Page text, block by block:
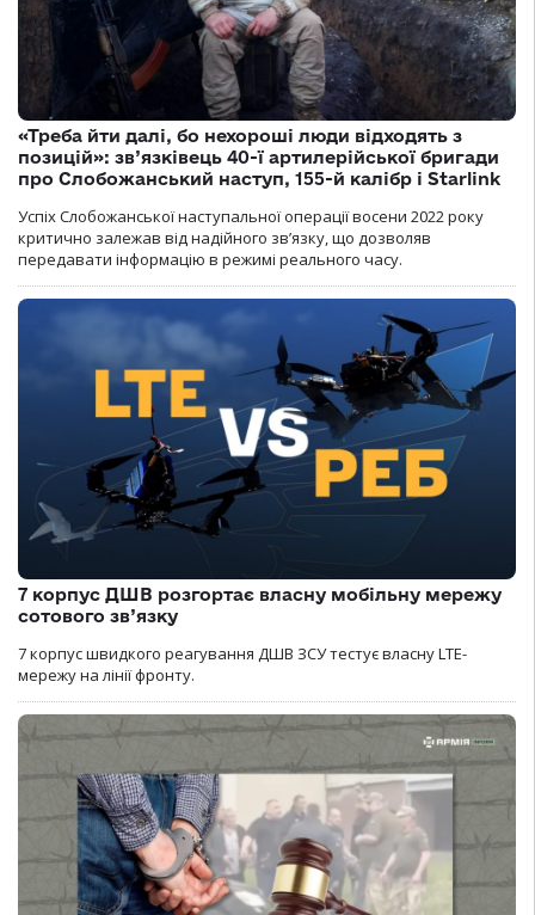
«Треба йти далі, бо нехороші люди відходять з
позицій»: зв’язківець 40-ї артилерійської бригади
про Слобожанський наступ, 155-й калібр і Starlink
Успіх Слобожанської наступальної операції восени 2022 року
критично залежав від надійного зв’язку, що дозволяв
передавати інформацію в режимі реального часу.
7 корпус ДШВ розгортає власну мобільну мережу
сотового зв’язку
7 корпус швидкого реагування ДШВ ЗСУ тестує власну LTE-
мережу на лінії фронту.